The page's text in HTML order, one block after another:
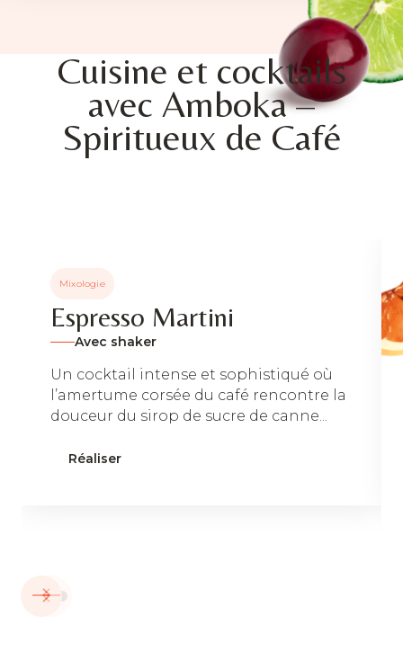
Cuisine et cocktails
avec Amboka –
Spiritueux de Café
Mixologie
Espresso Martini
Avec shaker
Un cocktail intense et sophistiqué où
l’amertume corsée du café rencontre la
douceur du sirop de sucre de canne...
Réaliser